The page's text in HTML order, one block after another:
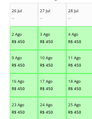
26 Jul
--
27 Jul
--
28 Jul
--
2 Ago
R$ 450
3 Ago
R$ 450
4 Ago
R$ 450
9 Ago
R$ 450
10 Ago
R$ 450
11 Ago
R$ 450
16 Ago
R$ 450
17 Ago
R$ 450
18 Ago
R$ 450
23 Ago
R$ 450
24 Ago
R$ 450
25 Ago
R$ 450